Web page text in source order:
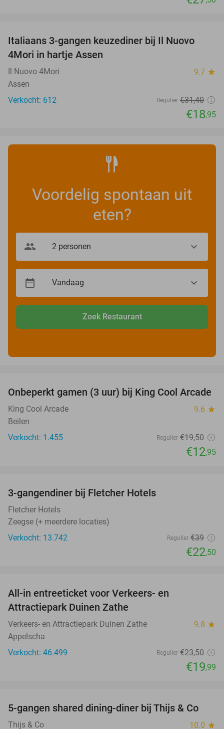
40%
Italiaans 3-gangen keuzediner bij Il Nuovo
4Mori in hartje Assen
Il Nuovo 4Mori 9.7 star
Assen
Verkocht: 612
Regulier €31,40
€18,95
Voordelig spontaan uit
eten?
Zoek Restaurant
34%
Onbeperkt gamen (3 uur) bij King Cool Arcade
King Cool Arcade 9.6 star
Beilen
Verkocht: 1.455
Regulier €19,50
€12,95
3-gangendiner bij Fletcher Hotels
Fletcher Hotels
Zeegse (+ meerdere locaties)
Verkocht: 13.742
Regulier €39
€22,50
All-in entreeticket voor Verkeers- en
Attractiepark Duinen Zathe
Verkeers- en Attractiepark Duinen Zathe 9.8 star
Appelscha
Verkocht: 46.499
Regulier €23,50
€19,99
34%
5-gangen shared dining-diner bij Thijs & Co
Thijs & Co 10.0 star